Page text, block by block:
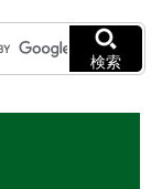
検索